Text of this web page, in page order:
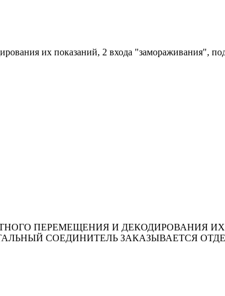
их показаний, 2 входа "замораживания",
ПЕРЕМЕЩЕНИЯ И ДЕКОДИРОВАНИЯ
СОЕДИНИТЕЛЬ ЗАКАЗЫВАЕТСЯ